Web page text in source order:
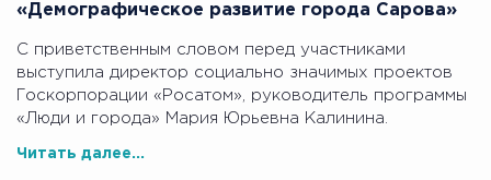
«Демографическое развитие города Сарова»
С приветственным словом перед участниками
выступила директор социально значимых проектов
Госкорпорации «Росатом», руководитель программы
«Люди и города» Мария Юрьевна Калинина.
Читать далее...